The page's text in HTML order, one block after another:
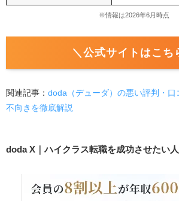
※情報は2026年6月時点
＼公式サイトはこち
関連記事： doda（デューダ）の悪い評判・口
不向きを徹底解説
doda X｜ハイクラス転職を成功させたい